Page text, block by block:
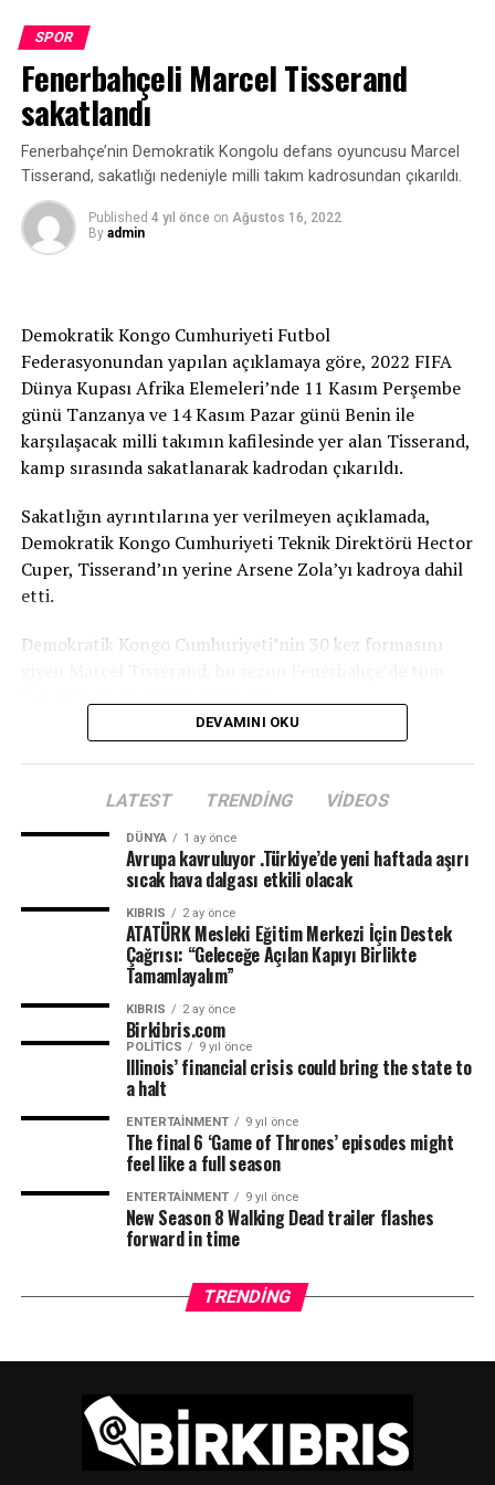
[Fotoğraf: DHA]
Türker Oktay: Yarışlar üst üste geldi
Milli Takımlar Yüzme ve Fenerbahçe Teknik Direktörü
Türker Oktay ise yarışların üst üste geldiğini ifade etti.
“Olimpiyatlardan sonra bu sezonun iki önemli yarışı
vardı. Bir tanesi Avrupa Şampiyonası, diğeri de Dünya
organizasyonların bir kısmı iptal oldu. Dolayısıyla ikisi
üst üste geldi. Bizim esas hedefimiz Dünya Şampiyonası.
Avrupa Şampiyonası’na antrenman olsun diye gittik.
Ona rağmen bu derecenin çıkması mutluluk verici.”
SPOR
Fenerbahçeli Marcel Tisserand
sakatlandı
Fenerbahçe’nin Demokratik Kongolu defans oyuncusu Marcel
Tisserand, sakatlığı nedeniyle milli takım kadrosundan çıkarıldı.
Published 4 yıl önce on Ağustos 16, 2022
By admin
Demokratik Kongo Cumhuriyeti Futbol
Federasyonundan yapılan açıklamaya göre, 2022 FIFA
Dünya Kupası Afrika Elemeleri’nde 11 Kasım Perşembe
günü Tanzanya ve 14 Kasım Pazar günü Benin ile
karşılaşacak milli takımın kafilesinde yer alan Tisserand,
kamp sırasında sakatlanarak kadrodan çıkarıldı.
Sakatlığın ayrıntılarına yer verilmeyen açıklamada,
Demokratik Kongo Cumhuriyeti Teknik Direktörü Hector
Cuper, Tisserand’ın yerine Arsene Zola’yı kadroya dahil
etti.
Demokratik Kongo Cumhuriyeti’nin 30 kez formasını
DEVAMINI OKU
LATEST TRENDING VIDEOS
DÜNYA 1 ay önce
Avrupa kavruluyor .Türkiye’de yeni haftada aşırı
sıcak hava dalgası etkili olacak
KIBRIS 2 ay önce
ATATÜRK Mesleki Eğitim Merkezi İçin Destek
Çağrısı: “Geleceğe Açılan Kapıyı Birlikte
Tamamlayalım”
KIBRIS 2 ay önce
Birkibris.com
POLITICS 9 yıl önce
Illinois’ financial crisis could bring the state to
a halt
ENTERTAINMENT 9 yıl önce
The final 6 ‘Game of Thrones’ episodes might
feel like a full season
ENTERTAINMENT 9 yıl önce
New Season 8 Walking Dead trailer flashes
forward in time
TRENDING